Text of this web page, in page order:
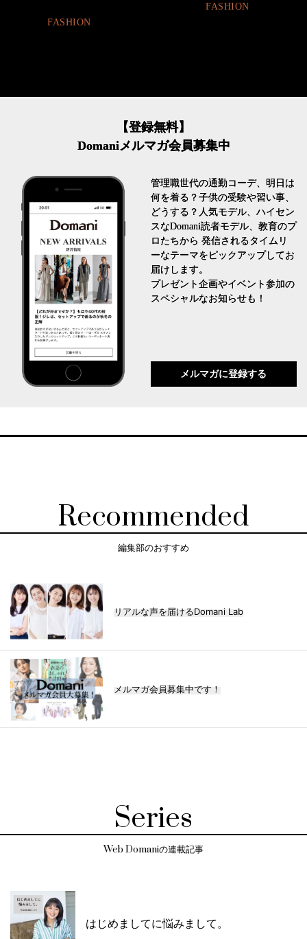
FASHION
FASHION
【登録無料】
Domaniメルマガ会員募集中
管理職世代の通勤コーデ、明日は
何を着る？子供の受験や習い事、
どうする？人気モデル、ハイセン
スなDomani読者モデル、教育のプ
ロたちから 発信されるタイムリ
ーなテーマをピックアップしてお
届けします。
プレゼント企画やイベント参加の
スペシャルなお知らせも！
メルマガに登録する
Recommended
編集部のおすすめ
リアルな声を届けるDomani Lab
メルマガ会員募集中です！
Series
Web Domaniの連載記事
はじめましてに悩みまして。